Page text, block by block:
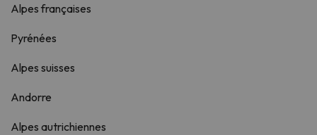
Alpes françaises
Pyrénées
Alpes suisses
Andorre
Alpes autrichiennes